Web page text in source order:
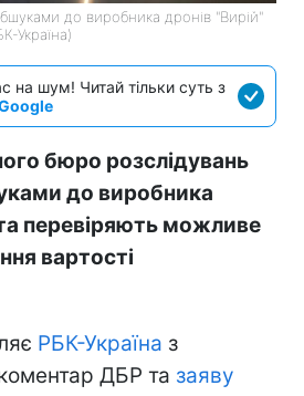
до виробника дронів "Вирій"
Україна)
на шум! Читай тільки суть з
бюро розслідувань
до виробника
перевіряють можливе
вартості
РБК-Україна з
ДБР та заяву